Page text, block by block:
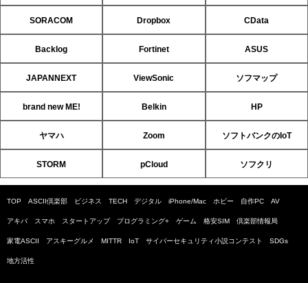
SORACOM Dropbox CData
Backlog Fortinet ASUS
JAPANNEXT ViewSonic ソフマップ
brand new ME! Belkin HP
ヤマハ Zoom ソフトバンクのIoT
STORM pCloud ソフクリ
TOP ASCII倶楽部 ビジネス TECH デジタル iPhone/Mac ホビー 自作PC AV
アキバ スマホ スタートアップ プログラミング+ ゲーム 格安SIM 倶楽部情報局
家電ASCII アスキーグルメ MITTR IoT サイバーセキュリティ小説コンテスト SDGs
地方活性